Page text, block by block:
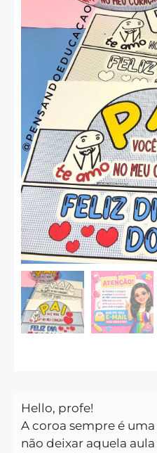
Hello, profe!
A coroa sempre é
não deixar aquela